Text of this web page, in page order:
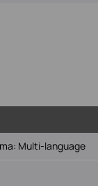
Multi-language